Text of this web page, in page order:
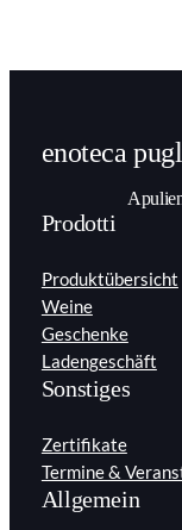
enoteca
Prodotti
Produktübersicht
Weine
Geschenke
Ladengeschäft
Sonstiges
Zertifikate
Termine &
Allgemein